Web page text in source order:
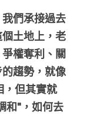
們承接過去
土地上，老
權奪利、關
趨勢，就像
，但其實就
和"，如何去